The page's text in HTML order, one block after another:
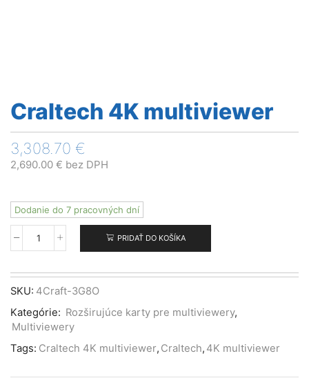
Craltech 4K multiviewer
3,308.70 €
2,690.00 € bez DPH
Dodanie do 7 pracovných dní
množstvo
4K
multiviewer
PRIDAŤ DO KOŠÍKA
SKU: 4Craft-3G8O
Kategórie: Rozširujúce karty pre multiviewery,
Multiviewery
Tags: Craltech 4K multiviewer, Craltech, 4K multiviewer